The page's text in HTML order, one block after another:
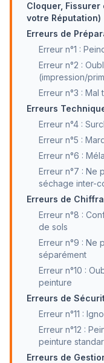
Cloquer,
votre Réputation)
Erreurs de
Erreur n°1 :
Erreur n°2 :
(impression/
Erreur n°3 : Mal
Erreurs
Erreur n°4 :
Erreur n°5 :
Erreur n°6 :
Erreur n°7 : Ne
séchage inter-
Erreurs de
Erreur n°8 :
de sols
Erreur n°9 : Ne
séparément
Erreur n°10 :
peinture
Erreurs de
Erreur n°11 :
Erreur n°12 :
peinture
Erreurs de